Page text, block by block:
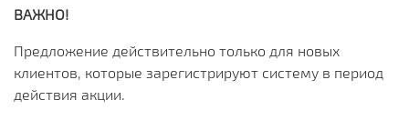
ВАЖНО!
Предложение действительно только для новых
клиентов, которые зарегистрируют систему в период
действия акции.